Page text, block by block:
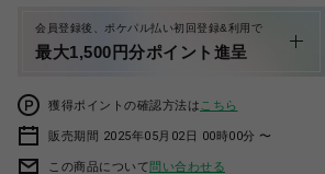
会員登録後、ポケパル払い初回登録&利用で
最大1,500円分ポイント進呈
獲得ポイントの確認方法は こちら
販売期間 2025年05月02日 00時00分 〜
この商品について問い合わせる